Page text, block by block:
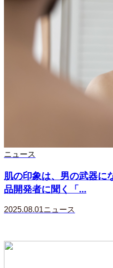
ニュース
肌の印象は、男の武器に
品開発者に聞く「...
2025.08.01ニュース